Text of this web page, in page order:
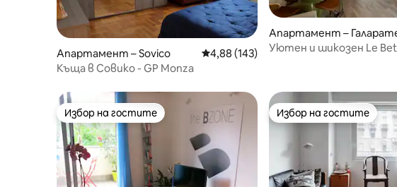
Апартамент – Sovico Средна оценка: 4,88 от 5, 143 отзива
4,88 (143)
Къща в Совико - GP Monza
Апартамент –
Уютен и шикозен Le
Избор на гостите
Избор на гостите Избор на гостите
Избор на гостите